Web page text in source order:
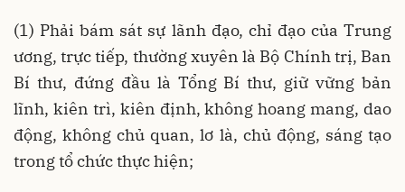
(1) Phải bám sát sự lãnh đạo, chỉ đạo của Trung
ương, trực tiếp, thường xuyên là Bộ Chính trị, Ban
Bí thư, đứng đầu là Tổng Bí thư, giữ vững bản
lĩnh, kiên trì, kiên định, không hoang mang, dao
động, không chủ quan, lơ là, chủ động, sáng tạo
trong tổ chức thực hiện;